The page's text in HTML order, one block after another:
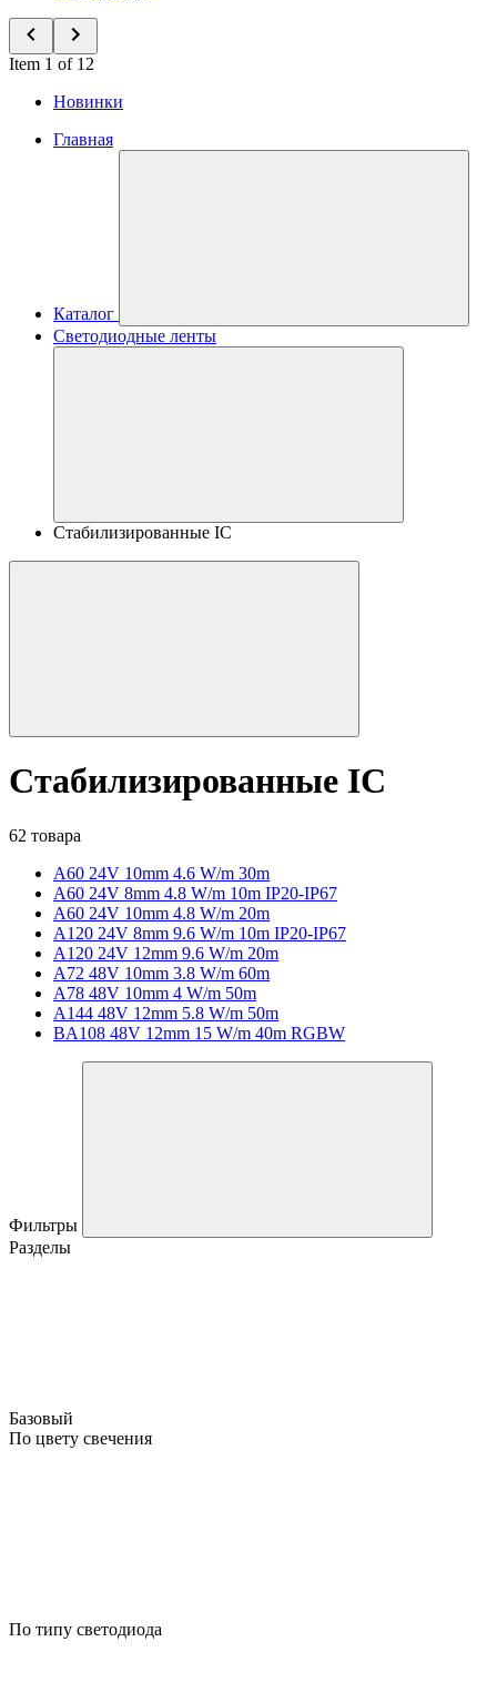
Item 1 of 12
Новинки
Главная
Каталог
Светодиодные ленты
Стабилизированные IC
Стабилизированные IC
62 товара
A60 24V 10mm 4.6 W/m 30m
A60 24V 8mm 4.8 W/m 10m IP20-IP67
A60 24V 10mm 4.8 W/m 20m
A120 24V 8mm 9.6 W/m 10m IP20-IP67
A120 24V 12mm 9.6 W/m 20m
A72 48V 10mm 3.8 W/m 60m
A78 48V 10mm 4 W/m 50m
A144 48V 12mm 5.8 W/m 50m
BA108 48V 12mm 15 W/m 40m RGBW
Фильтры
Разделы
Базовый
По цвету свечения
По типу светодиода